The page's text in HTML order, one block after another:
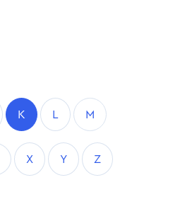
K L M
X Y Z